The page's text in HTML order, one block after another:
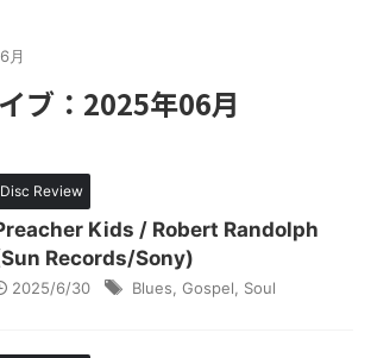
6月
ブ：2025年06月
Disc Review
Kids / Robert Randolph
Records/Sony)
2025/6/30 Blues Gospel Soul